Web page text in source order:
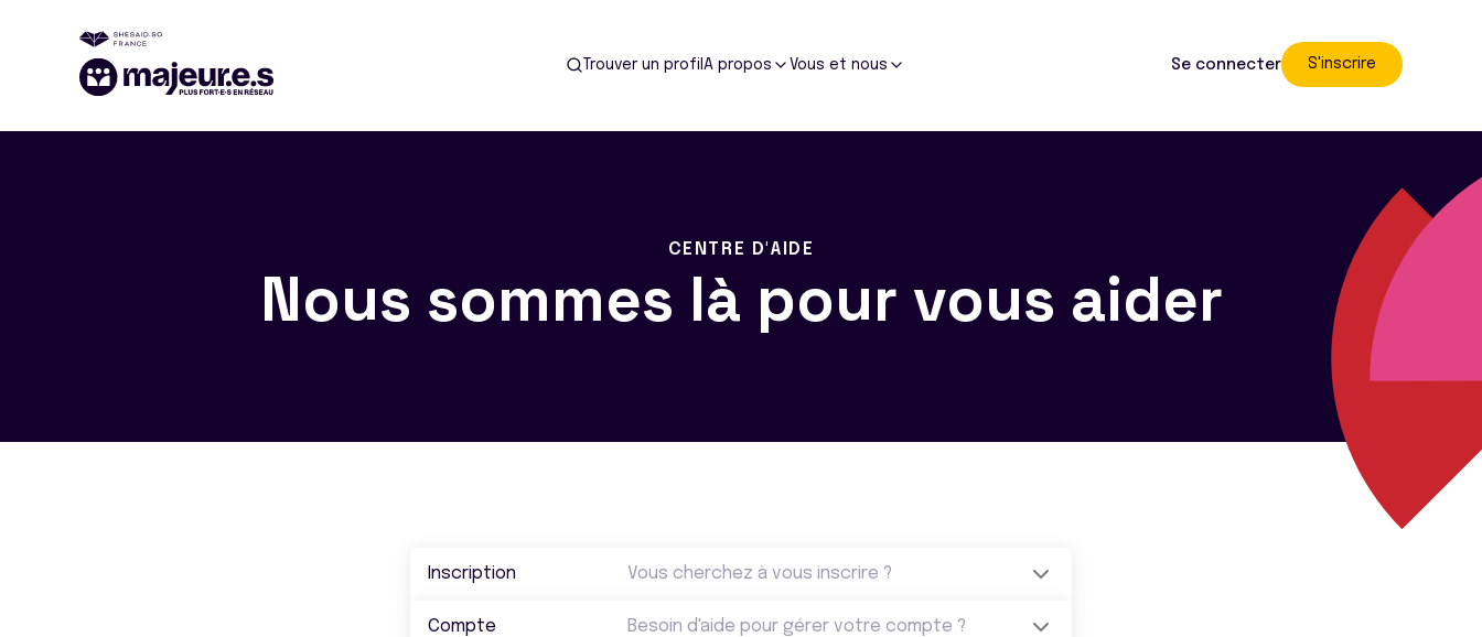
Trouver un profil A propos Vous et nous Se connecter S'inscrire
CENTRE D'AIDE
Nous sommes là pour vous aider
Inscription Vous cherchez à vous inscrire ?
Compte Besoin d'aide pour gérer votre compte ?